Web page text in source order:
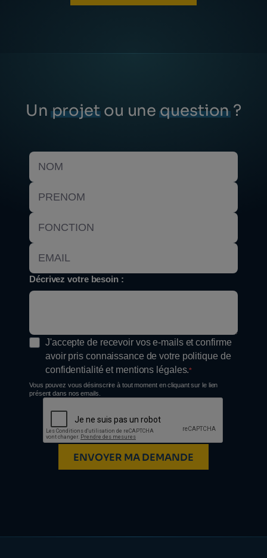
Unprojetou unequestion?
Décrivez votre besoin :
J'accepte de recevoir vos e-mails et confirme
avoir pris connaissance de votre politique de
confidentialité et mentions légales.
Vous pouvez vous désinscrire à tout moment en cliquant sur le lien
présent dans nos emails.
ENVOYER MA DEMANDE